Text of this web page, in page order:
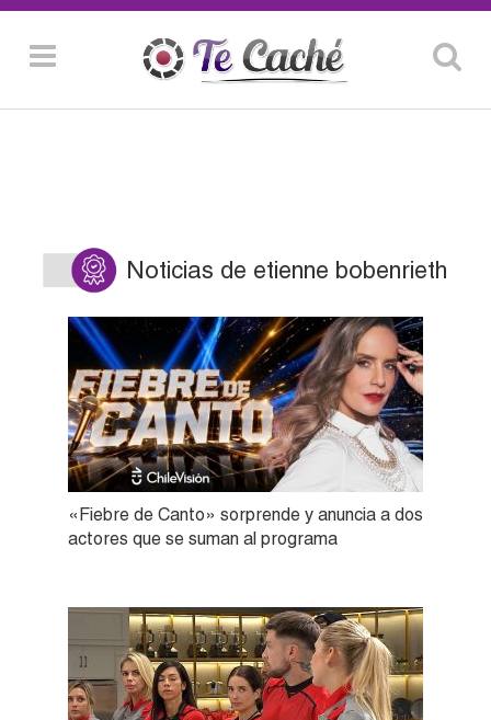
Noticias de etienne bobenrieth
«Fiebre de Canto» sorprende y anuncia a dos
actores que se suman al programa